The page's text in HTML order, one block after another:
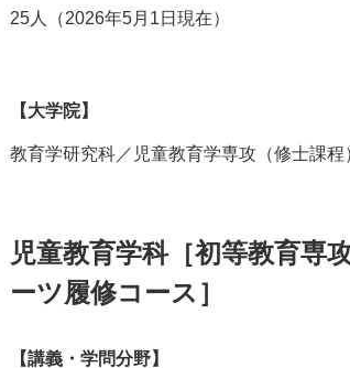
25人（2026年5月1日現在）
【大学院】
教育学研究科／児童教育学専攻（修士課程
児童教育学科［初等教育専
ーツ履修コース］
【講義・学問分野】